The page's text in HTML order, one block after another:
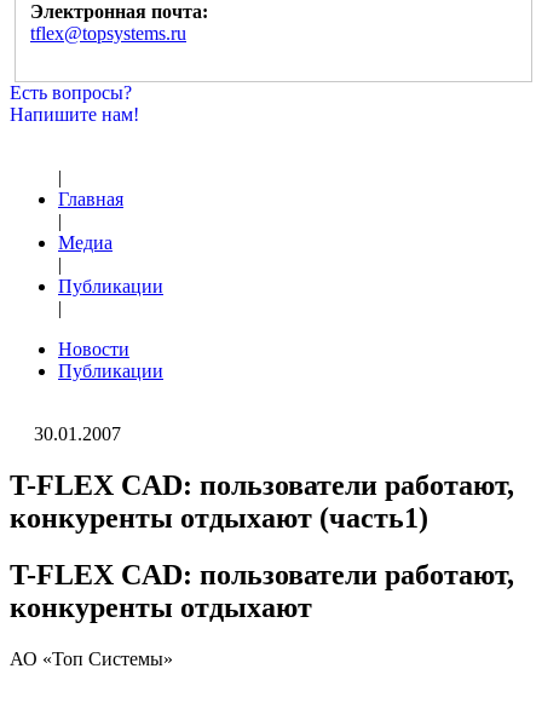
Электронная почта:
tflex@topsystems.ru
Есть вопросы?
Напишите нам!
|
Главная
|
Медиа
|
Публикации
|
Новости
Публикации
30.01.2007
T-FLEX CAD: пользователи работают,
конкуренты отдыхают (часть1)
T-FLEX CAD: пользователи работают,
конкуренты отдыхают
АО «Топ Системы»